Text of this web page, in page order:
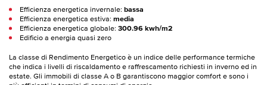
Efficienza energetica invernale: bassa
Efficienza energetica estiva: media
Efficienza energetica globale: 300.96 kwh/m2
Edificio a energia quasi zero
La classe di Rendimento Energetico è un indice delle performance termiche
che indica i livelli di riscaldamento e raffrescamento richiesti in inverno ed in
estate. Gli immobili di classe A o B garantiscono maggior comfort e sono i